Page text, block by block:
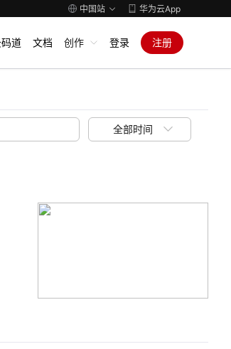
中国站 华为云App
道 文档 创作 登录 注册
全部时间